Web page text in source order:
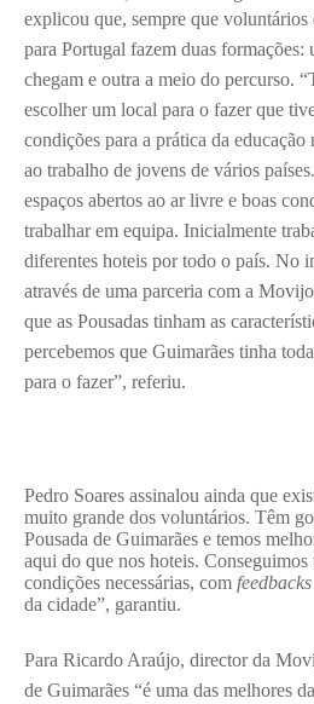
explicou que, sempre que voluntários
para Portugal fazem duas formações:
chegam e outra a meio do percurso.
escolher um local para o fazer que
condições para a prática da educação
ao trabalho de jovens de vários
espaços abertos ao ar livre e boas
trabalhar em equipa. Inicialmente
diferentes hoteis por todo o país. No
através de uma parceria com a
que as Pousadas tinham as
percebemos que Guimarães tinha
para o fazer”, referiu.
Pedro Soares assinalou ainda que
muito grande dos voluntários. Têm
Pousada de Guimarães e temos
aqui do que nos hoteis. Conseguimos
condições necessárias, com feedbacks
da cidade”, garantiu.
Para Ricardo Araújo, director da
de Guimarães “é uma das melhores